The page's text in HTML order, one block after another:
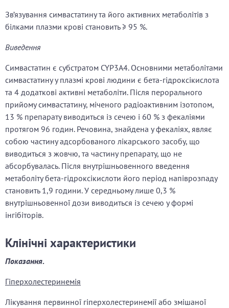
Зв’язування симвастатину та його активних метаболітів з
білками плазми крові становить ≥ 95 %.
Виведення
Симвастатин є субстратом CYP3A4. Основними метаболітами
симвастатину у плазмі крові людини є бета-гідроксікислота
та 4 додаткові активні метаболіти. Після перорального
прийому симвастатину, міченого радіоактивним ізотопом,
13 % препарату виводиться із сечею і 60 % з фекаліями
протягом 96 годин. Речовина, знайдена у фекаліях, являє
собою частину адсорбованого лікарського засобу, що
виводиться з жовчю, та частину препарату, що не
абсорбувалась. Після внутрішньовенного введення
метаболіту бета-гідроксікислоти його період напіврозпаду
становить 1,9 години. У середньому лише 0,3 %
внутрішньовенної дози виводиться із сечею у формі
інгібіторів.
Клінічні характеристики
Показання.
Гіперхолестеринемія
Лікування первинної гіперхолестеринемії або змішаної